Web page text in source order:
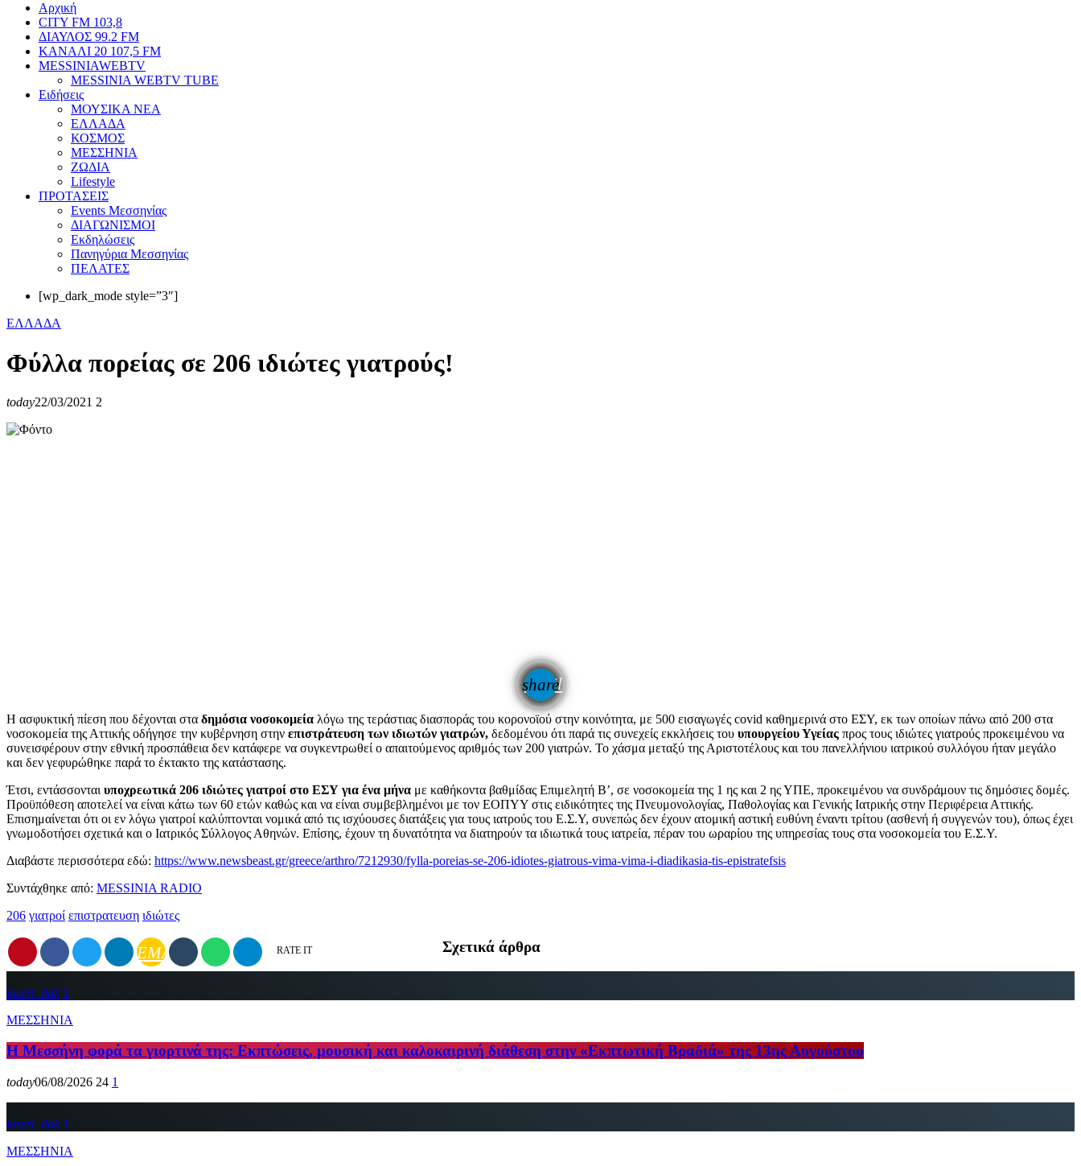
Αρχική
CITY FM 103,8
ΔΙΑΥΛΟΣ 99.2 FM
ΚΑΝΑΛΙ 20 107,5 FM
MESSINIAWEBTV
MESSINIA WEBTV TUBE
Eιδήσεις
ΜΟΥΣΙΚΑ ΝΕΑ
ΕΛΛΑΔΑ
ΚΟΣΜΟΣ
ΜΕΣΣΗΝΙΑ
ΖΩΔΙΑ
Lifestyle
ΠΡΟΤΑΣΕΙΣ
Events Μεσσηνίας
ΔΙΑΓΩΝΙΣΜΟΙ
Εκδηλώσεις
Πανηγύρια Μεσσηνίας
ΠΕΛΑΤΕΣ
[wp_dark_mode style=”3″]
ΕΛΛΑΔΑ
Φύλλα πορείας σε 206 ιδιώτες γιατρούς!
today22/03/2021 2
share
email
Η ασφυκτική πίεση που δέχονται στα δημόσια νοσοκομεία λόγω της τεράστιας διασποράς του κορονοϊού στην κοινότητα, με 500 εισαγωγές covid καθημερινά στο ΕΣΥ, εκ των οποίων πάνω από 200 στα
νοσοκομεία της Αττικής οδήγησε την κυβέρνηση στην επιστράτευση των ιδιωτών γιατρών, δεδομένου ότι παρά τις συνεχείς εκκλήσεις του υπουργείου Υγείας προς τους ιδιώτες γιατρούς προκειμένου να
συνεισφέρουν στην εθνική προσπάθεια δεν κατάφερε να συγκεντρωθεί ο απαιτούμενος αριθμός των 200 γιατρών. Το χάσμα μεταξύ της Αριστοτέλους και του πανελλήνιου ιατρικού συλλόγου ήταν μεγάλο
και δεν γεφυρώθηκε παρά το έκτακτο της κατάστασης.
Έτσι, εντάσσονται υποχρεωτικά 206 ιδιώτες γιατροί στο ΕΣΥ για ένα μήνα με καθήκοντα βαθμίδας Επιμελητή Β’, σε νοσοκομεία της 1 ης και 2 ης ΥΠΕ, προκειμένου να συνδράμουν τις δημόσιες δομές.
Προϋπόθεση αποτελεί να είναι κάτω των 60 ετών καθώς και να είναι συμβεβλημένοι με τον ΕΟΠΥΥ στις ειδικότητες της Πνευμονολογίας, Παθολογίας και Γενικής Ιατρικής στην Περιφέρεια Αττικής.
Επισημαίνεται ότι οι εν λόγω γιατροί καλύπτονται νομικά από τις ισχύουσες διατάξεις για τους ιατρούς του Ε.Σ.Υ, συνεπώς δεν έχουν ατομική αστική ευθύνη έναντι τρίτου (ασθενή ή συγγενών του), όπως έχει
γνωμοδοτήσει σχετικά και ο Ιατρικός Σύλλογος Αθηνών. Επίσης, έχουν τη δυνατότητα να διατηρούν τα ιδιωτικά τους ιατρεία, πέραν του ωραρίου της υπηρεσίας τους στα νοσοκομεία του Ε.Σ.Υ.
Διαβάστε περισσότερα εδώ: https://www.newsbeast.gr/greece/arthro/7212930/fylla-poreias-se-206-idiotes-giatrous-vima-vima-i-diadikasia-tis-epistratefsis
Συντάχθηκε από: MESSINIA RADIO
206 γιατροί επιστρατευση ιδιώτες
EMAIL RATE IT Σχετικά άρθρα
insert_link 1
ΜΕΣΣΗΝΙΑ
Η Μεσσήνη φορά τα γιορτινά της: Εκπτώσεις, μουσική και καλοκαιρινή διάθεση στην «Εκπτωτική Βραδιά» της 13ης Αυγούστου
today06/08/2026 24 1
insert_link 1
ΜΕΣΣΗΝΙΑ